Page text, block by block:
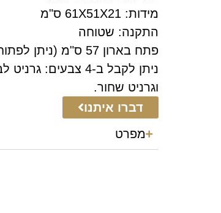
מידות: 61X51X21 ס"מ
התקנה: שטוחה
פתח בארון 57 ס"מ (ניתן לפתוח עד חמישה חורים)
ניתן לקבל ב-4
וגרניט שחור.
דברו איתנו
מפרט